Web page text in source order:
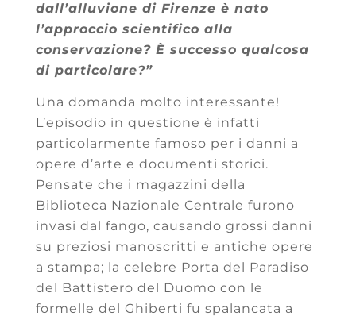
dall’alluvione di Firenze è nato
l’approccio scientifico alla
conservazione? È successo qualcosa
di particolare?”
Una domanda molto interessante!
L’episodio in questione è infatti
particolarmente famoso per i danni a
opere d’arte e documenti storici.
Pensate che i magazzini della
Biblioteca Nazionale Centrale furono
invasi dal fango, causando grossi danni
su preziosi manoscritti e antiche opere
a stampa; la celebre Porta del Paradiso
del Battistero del Duomo con le
formelle del Ghiberti fu spalancata a